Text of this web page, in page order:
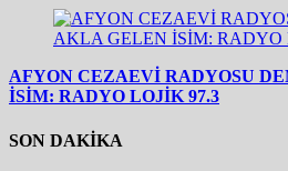
AFYON CEZAEVİ RADYOSU
İSİM: RADYO LOJİK 97.3
SON DAKİKA